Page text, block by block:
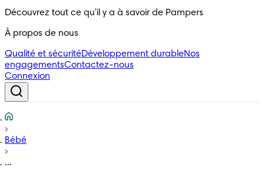
Découvrez tout ce qu'il y a à savoir de Pampers
À propos de nous
Qualité et sécuritéDéveloppement durableNos
engagementsContactez-nous
Connexion
Bébé
...